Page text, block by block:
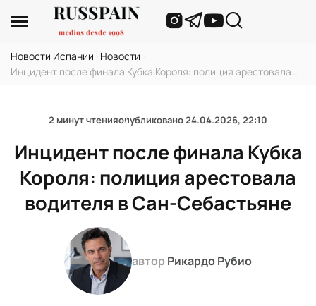
Новости Испании Новости
Инцидент после финала Кубка Короля: полиция арестовала
2 минут чтенияопубликовано24.04.2026, 22:10
Инцидент после финала Кубка
Короля: полиция арестовала
водителя в Сан-Себастьяне
автор Рикардо Рубио